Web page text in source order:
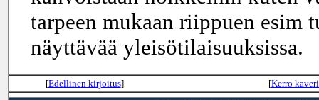
tarpeen mukaan riippuen esim
näyttävää yleisötilaisuuksissa.
[Edellinen kirjoitus] [Kerro